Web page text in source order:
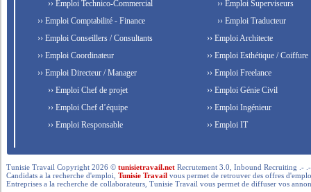
›› Emploi Technico-Commercial
›› Emploi Comptabilité - Finance
›› Emploi Conseillers / Consultants
›› Emploi Coordinateur
›› Emploi Directeur / Manager
›› Emploi Chef de projet
›› Emploi Chef d’équipe
›› Emploi Responsable
›› Emploi Superviseurs
›› Emploi Traducteur
›› Emploi Architecte
›› Emploi Esthétique / Coiffure
›› Emploi Freelance
›› Emploi Génie Civil
›› Emploi Ingénieur
›› Emploi IT
Tunisie Travail Copyright 2026 ©tunisietravail.net Recrutement 3.0, Inbound Recruiting .-
Candidats a la recherche d'emploi,Tunisie Travail vous permet de retrouver des offres
Entreprises a la recherche de collaborateurs, Tunisie Travail vous permet de diffuser vos